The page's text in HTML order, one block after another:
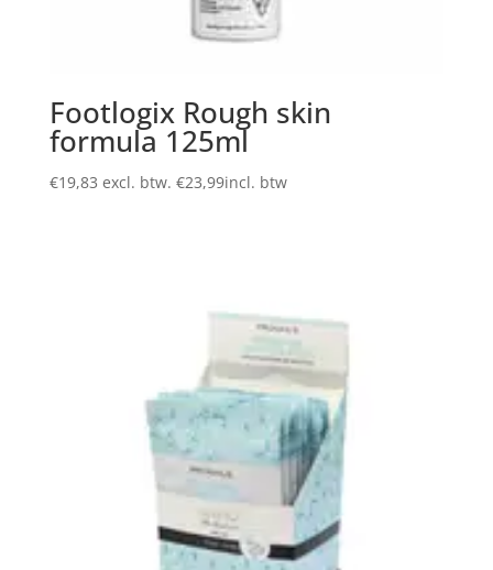
Footlogix Rough skin
formula 125ml
€19,83 excl. btw. €23,99incl. btw